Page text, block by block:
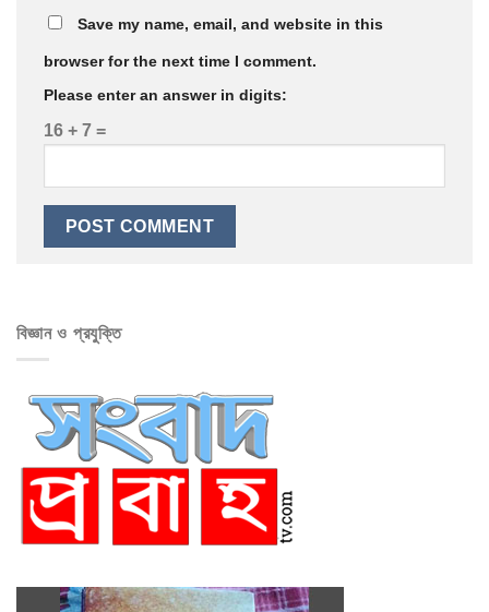
Save my name, email, and website in this
browser for the next time I comment.
Please enter an answer in digits:
16 + 7 =
বিজ্ঞান ও প্রযুক্তি